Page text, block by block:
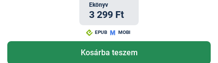
Ekönyv
3 299 Ft
EPUB MOBI
Kosárba teszem